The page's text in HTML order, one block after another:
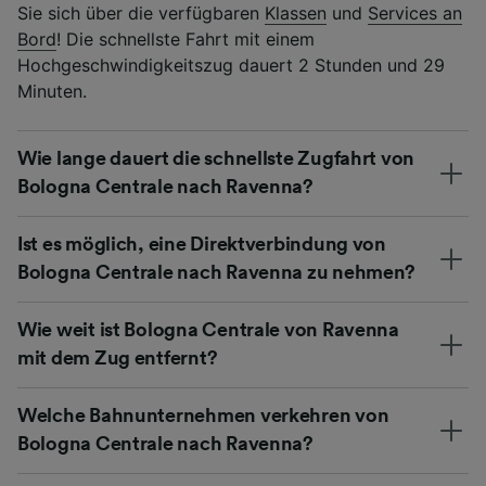
Sie sich über die verfügbaren Klassen und Services an
Bord! Die schnellste Fahrt mit einem
Hochgeschwindigkeitszug dauert 2 Stunden und 29
Minuten.
Wie lange dauert die schnellste Zugfahrt von
Bologna Centrale nach Ravenna?
Ist es möglich, eine Direktverbindung von
Bologna Centrale nach Ravenna zu nehmen?
Wie weit ist Bologna Centrale von Ravenna
mit dem Zug entfernt?
Welche Bahnunternehmen verkehren von
Bologna Centrale nach Ravenna?